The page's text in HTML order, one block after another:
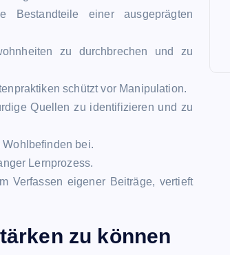
einer ausgeprägten
zu durchbrechen und zu
schützt vor Manipulation.
Quellen zu identifizieren und zu
bei.
Lernprozess.
Verfassen eigener Beiträge, vertieft
zu können